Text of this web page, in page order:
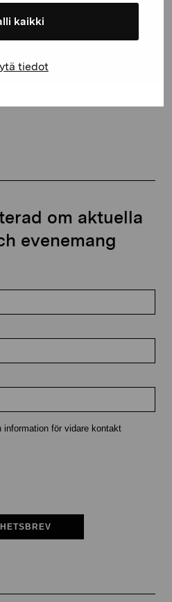
kaikki
tiedot
om aktuella
evenemang
information för vidare kontakt